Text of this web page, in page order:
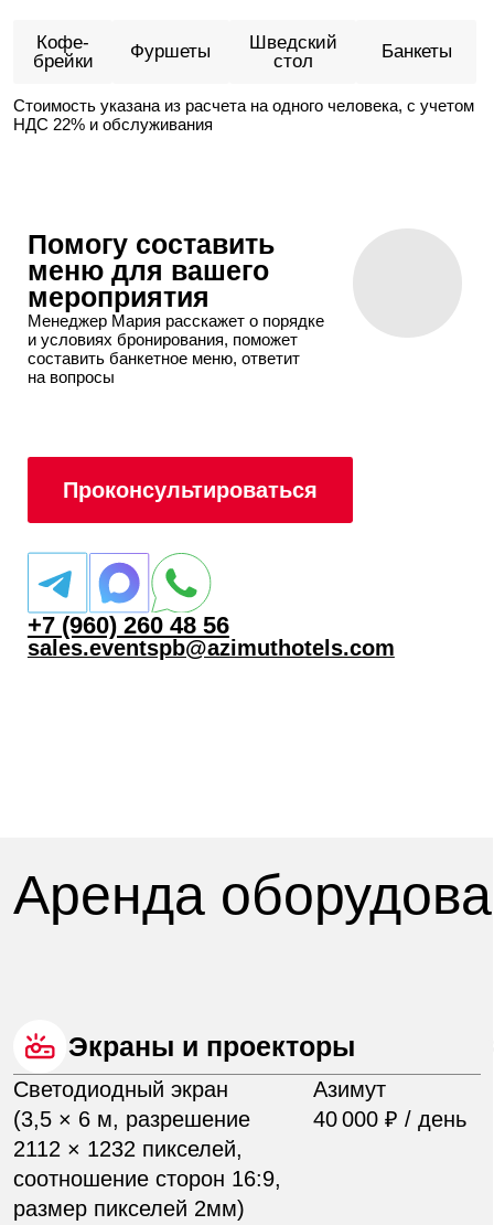
Оборудование, входящее
в стоимость аренды
Зал
Подиум Азимут
Радиомикрофон
Азимут,
Берлин
Блокнот А4
200 ₽ / шт.
Ручка
25 ₽ / шт.
Все цены указаны с учётом НДС 22 %
Проконсультироваться